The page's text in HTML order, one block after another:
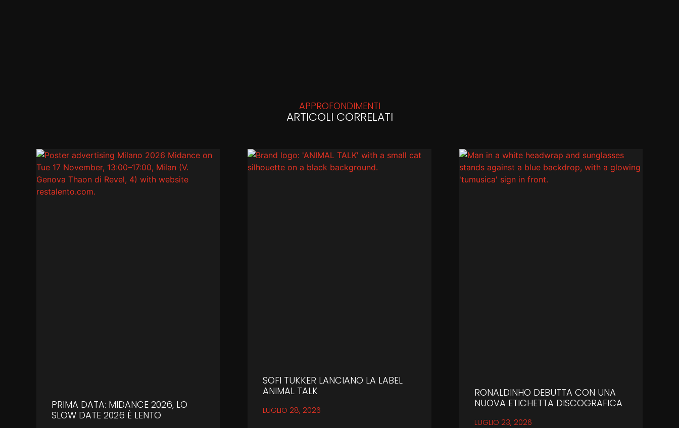
APPROFONDIMENTI
ARTICOLI CORRELATI
PRIMA DATA: MIDANCE 2026, LO
SLOW DATE 2026 È LENTO
SOFI TUKKER LANCIANO LA LABEL
ANIMAL TALK
LUGLIO 28, 2026
RONALDINHO DEBUTTA CON UNA
NUOVA ETICHETTA DISCOGRAFICA
LUGLIO 23, 2026